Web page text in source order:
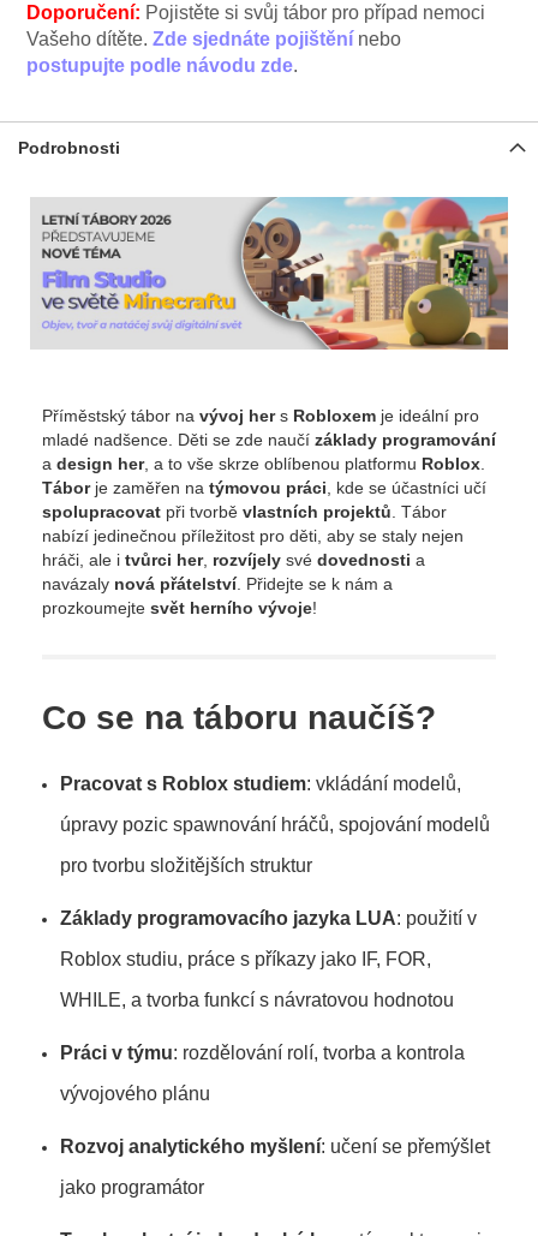
Doporučení: Pojistěte si svůj tábor pro případ nemoci
Vašeho dítěte.Zde sjednáte pojištění nebo
postupujte podle návodu zde.
Podrobnosti
Příměstský tábor na vývoj hers Robloxem je ideální pro
mladé nadšence. Děti se zde naučí základy programování
a design her, a to vše skrze oblíbenou platformu Roblox
Táborje zaměřen na týmovou práci , kde se účastníci učí
spolupracovat při tvorbě vlastních projektů . Tábor
nabízí jedinečnou příležitost pro děti, aby se staly nejen
hráči, ale i tvůrci her, rozvíjely své dovednosti a
navázaly nová přátelství. Přidejte se k nám a
prozkoumejte svět herního vývoje!
Co se na táboru naučíš?
Pracovat s Roblox studiem: vkládání modelů,
úpravy pozic spawnování hráčů, spojování modelů
pro tvorbu složitějších struktur
Základy programovacího jazyka LUA: použití v
Roblox studiu, práce s příkazy jako IF, FOR,
WHILE, a tvorba funkcí s návratovou hodnotou
Práci v týmu: rozdělování rolí, tvorba a kontrola
vývojového plánu
Rozvoj analytického myšlení: učení se přemýšlet
jako programátor